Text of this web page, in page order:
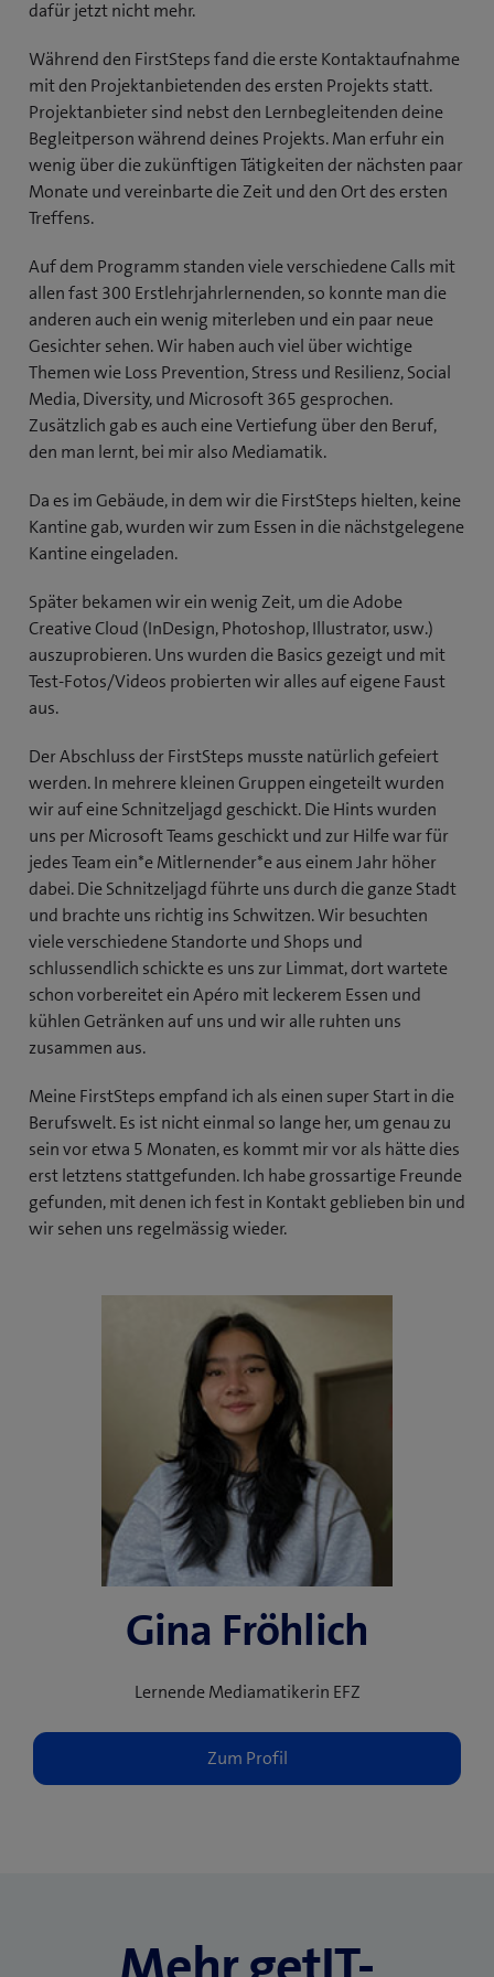
dafür jetzt nicht mehr.
Während den FirstSteps fand die erste Kontaktaufnahme
mit den Projektanbietenden des ersten Projekts statt.
Projektanbieter sind nebst den Lernbegleitenden deine
Begleitperson während deines Projekts. Man erfuhr ein
wenig über die zukünftigen Tätigkeiten der nächsten paar
Monate und vereinbarte die Zeit und den Ort des ersten
Treffens.
Auf dem Programm standen viele verschiedene Calls mit
allen fast 300 Erstlehrjahrlernenden, so konnte man die
anderen auch ein wenig miterleben und ein paar neue
Gesichter sehen. Wir haben auch viel über wichtige
Themen wie Loss Prevention, Stress und Resilienz, Social
Media, Diversity, und Microsoft 365 gesprochen.
Zusätzlich gab es auch eine Vertiefung über den Beruf,
den man lernt, bei mir also Mediamatik.
Da es im Gebäude, in dem wir die FirstSteps hielten, keine
Kantine gab, wurden wir zum Essen in die nächstgelegene
Kantine eingeladen.
Später bekamen wir ein wenig Zeit, um die Adobe
Creative Cloud (InDesign, Photoshop, Illustrator, usw.)
auszuprobieren. Uns wurden die Basics gezeigt und mit
Test-Fotos/Videos probierten wir alles auf eigene Faust
aus.
Der Abschluss der FirstSteps musste natürlich gefeiert
werden. In mehrere kleinen Gruppen eingeteilt wurden
wir auf eine Schnitzeljagd geschickt. Die Hints wurden
uns per Microsoft Teams geschickt und zur Hilfe war für
jedes Team ein*e Mitlernender*e aus einem Jahr höher
dabei. Die Schnitzeljagd führte uns durch die ganze Stadt
und brachte uns richtig ins Schwitzen. Wir besuchten
viele verschiedene Standorte und Shops und
schlussendlich schickte es uns zur Limmat, dort wartete
schon vorbereitet ein Apéro mit leckerem Essen und
kühlen Getränken auf uns und wir alle ruhten uns
zusammen aus.
Meine FirstSteps empfand ich als einen super Start in die
Berufswelt. Es ist nicht einmal so lange her, um genau zu
sein vor etwa 5 Monaten, es kommt mir vor als hätte dies
erst letztens stattgefunden. Ich habe grossartige Freunde
gefunden, mit denen ich fest in Kontakt geblieben bin und
wir sehen uns regelmässig wieder.
Gina Fröhlich
Lernende Mediamatikerin EFZ